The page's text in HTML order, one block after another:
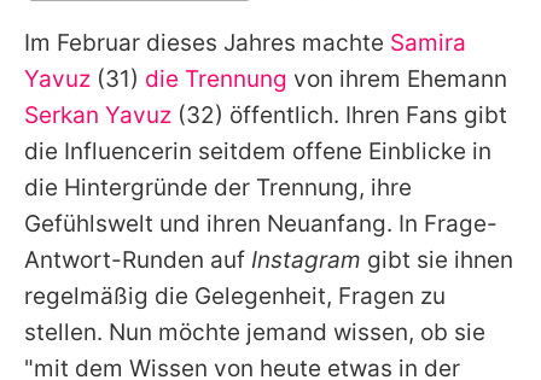
Alle Themen auf Promiflash
Jobs
App runterladen
Team
Redaktionelle Richtlinien
Impressum
Im Februar dieses Jahres machte Samira
Yavuz (31) die Trennung von ihrem Ehemann
Serkan Yavuz (32) öffentlich. Ihren Fans gibt
die Influencerin seitdem offene Einblicke in
die Hintergründe der Trennung, ihre
Gefühlswelt und ihren Neuanfang. In Frage-
Antwort-Runden auf Instagram gibt sie ihnen
regelmäßig die Gelegenheit, Fragen zu
stellen. Nun möchte jemand wissen, ob sie
"mit dem Wissen von heute etwas in der